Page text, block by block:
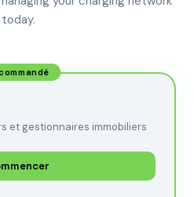
today.
et gestionnaires immobiliers